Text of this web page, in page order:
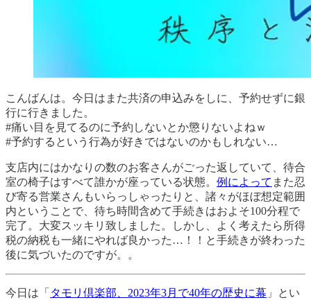
こんばんは。今日はまた共済の申込みをしに、予約せずに銀
行に行きました。
#痛い目を見てるのに予約しないとか懲りないよねｗ
#予約するという行為が好きではないのかもしれない…
支店内にはかなりの数のお客さんがごった返していて、待合
室の椅子はすべて誰かが座っている状態。 例によって また忍
び寄る営業さんもいらっしゃったりと、諸々がほぼ想定範囲
内ということで、待ち時間含めて手続きはおよそ100分程で
完了。大変スッキリ致しました。しかし、よく考えたら所得
税の納税も一緒にやれば良かった…！！と手続きが終わった
後に気づいたのですが。。
今日は「 タモリ倶楽部、2023年3月で40年の歴史に幕 」とい